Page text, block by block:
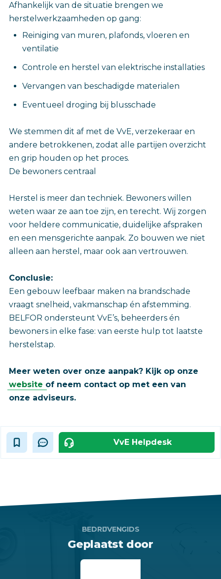
Afhankelijk van de situatie brengen we
herstelwerkzaamheden op gang:
Reiniging van muren, plafonds, vloeren en
ventilatie
Controle en herstel van elektrische installaties
Vervangen van beschadigde materialen
Eventueel droging bij blusschade
We stemmen dit af met de VvE, verzekeraar en
andere betrokkenen, zodat alle partijen overzicht
en grip houden op het proces.
De bewoners centraal
Herstel is meer dan techniek. Bewoners willen
weten waar ze aan toe zijn, en terecht. Wij zorgen
voor heldere communicatie, duidelijke afspraken
en een mensgerichte aanpak. Zo bouwen we niet
alleen aan herstel, maar ook aan vertrouwen.
Conclusie:
Een gebouw leefbaar maken na brandschade
vraagt snelheid, vakmanschap én afstemming.
BELFOR ondersteunt VvE’s, beheerders én
bewoners in elke fase: van eerste hulp tot laatste
herstelstap.
Meer weten over onze aanpak? Kijk op onze
website of neem contact op met een van
onze adviseurs.
VvE Helpdesk
BEDRIJVENGIDS
Geplaatst door